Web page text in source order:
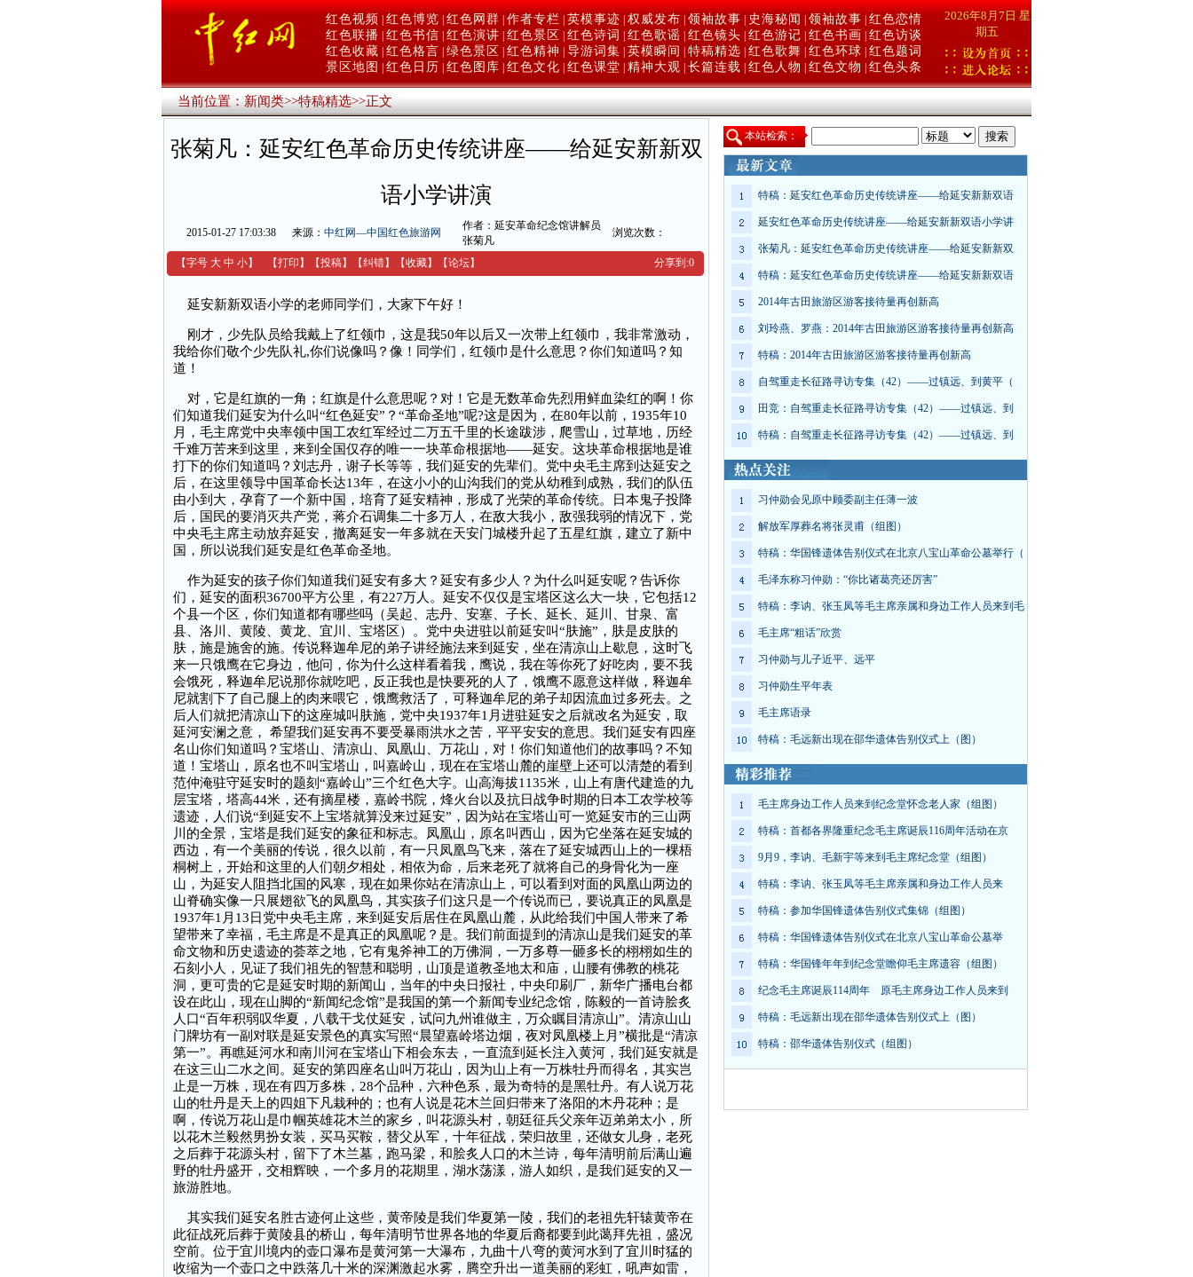
红色视频 红色博览 红色网群 作者专栏 英模事迹 权威发布 领袖故事 史海秘闻 领袖故事 红色恋情
红色联播 红色书信 红色演讲 红色景区 红色诗词 红色歌谣 红色镜头 红色游记 红色书画
红色访谈
红色收藏 红色格言 绿色景区 红色精神 导游词集 英模瞬间 特稿精选 红色歌舞 红色环球 红色题词
景区地图
红色日历 红色图库 红色文化 红色课堂 精神大观 长篇连载 红色人物 红色文物 红色头条
2026年8月7日 星
期五
当前位置：新闻类>>特稿精选>>正文
张菊凡：延安红色革命历史传统讲座——给延安新新双
语小学讲演
2015-01-27 17:03:38 来源： 中红网—中国红色旅游网
作者：延安革命纪念馆讲解员
张菊凡
浏览次数：
【字号 大 中 小】 【打印 】 【投稿】 【纠错】 【收藏】 【论坛】 分享到:0
延安新新双语小学的老师同学们，大家下午好！
刚才，少先队员给我戴上了红领巾，这是我50年以后又一次带上红领巾，我非常激动，
我给你们敬个少先队礼,你们说像吗？像！同学们，红领巾是什么意思？你们知道吗？知
道！
对，它是红旗的一角；红旗是什么意思呢？对！它是无数革命先烈用鲜血染红的啊！你
们知道我们延安为什么叫“红色延安”？“革命圣地”呢?这是因为，在80年以前，1935年10
月，毛主席党中央率领中国工农红军经过二万五千里的长途跋涉，爬雪山，过草地，历经
千难万苦来到这里，来到全国仅存的唯一一块革命根据地——延安。这块革命根据地是谁
打下的你们知道吗？刘志丹，谢子长等等，我们延安的先辈们。党中央毛主席到达延安之
后，在这里领导中国革命长达13年，在这小小的山沟我们的党从幼稚到成熟，我们的队伍
由小到大，孕育了一个新中国，培育了延安精神，形成了光荣的革命传统。日本鬼子投降
后，国民的要消灭共产党，蒋介石调集二十多万人，在敌大我小，敌强我弱的情况下，党
中央毛主席主动放弃延安，撤离延安一年多就在天安门城楼升起了五星红旗，建立了新中
国，所以说我们延安是红色革命圣地。
作为延安的孩子你们知道我们延安有多大？延安有多少人？为什么叫延安呢？告诉你
们，延安的面积36700平方公里，有227万人。延安不仅仅是宝塔区这么大一块，它包括12
个县一个区，你们知道都有哪些吗（吴起、志丹、安塞、子长、延长、延川、甘泉、富
县、洛川、黄陵、黄龙、宜川、宝塔区）。党中央进驻以前延安叫“肤施”，肤是皮肤的
肤，施是施舍的施。传说释迦牟尼的弟子讲经施法来到延安，坐在清凉山上歇息，这时飞
来一只饿鹰在它身边，他问，你为什么这样看着我，鹰说，我在等你死了好吃肉，要不我
会饿死，释迦牟尼说那你就吃吧，反正我也是快要死的人了，饿鹰不愿意这样做，释迦牟
尼就割下了自己腿上的肉来喂它，饿鹰救活了，可释迦牟尼的弟子却因流血过多死去。之
后人们就把清凉山下的这座城叫肤施，党中央1937年1月进驻延安之后就改名为延安，取
延河安澜之意， 希望我们延安再不要受暴雨洪水之苦，平平安安的意思。我们延安有四座
名山你们知道吗？宝塔山、清凉山、凤凰山、万花山，对！你们知道他们的故事吗？不知
道！宝塔山，原名也不叫宝塔山，叫嘉岭山，现在在宝塔山麓的崖壁上还可以清楚的看到
范仲淹驻守延安时的题刻“嘉岭山”三个红色大字。山高海拔1135米，山上有唐代建造的九
层宝塔，塔高44米，还有摘星楼，嘉岭书院，烽火台以及抗日战争时期的日本工农学校等
遗迹，人们说“到延安不上宝塔就算没来过延安”，因为站在宝塔山可一览延安市的三山两
川的全景，宝塔是我们延安的象征和标志。凤凰山，原名叫西山，因为它坐落在延安城的
西边，有一个美丽的传说，很久以前，有一只凤凰鸟飞来，落在了延安城西山上的一棵梧
桐树上，开始和这里的人们朝夕相处，相依为命，后来老死了就将自己的身骨化为一座
山，为延安人阻挡北国的风寒，现在如果你站在清凉山上，可以看到对面的凤凰山两边的
山脊确实像一只展翅欲飞的凤凰鸟，其实孩子们这只是一个传说而已，要说真正的凤凰是
1937年1月13日党中央毛主席，来到延安后居住在凤凰山麓，从此给我们中国人带来了希
望带来了幸福，毛主席是不是真正的凤凰呢？是。我们前面提到的清凉山是我们延安的革
命文物和历史遗迹的荟萃之地，它有鬼斧神工的万佛洞，一万多尊一砸多长的栩栩如生的
石刻小人，见证了我们祖先的智慧和聪明，山顶是道教圣地太和庙，山腰有佛教的桃花
洞，更可贵的它是延安时期的新闻山，当年的中央日报社，中央印刷厂，新华广播电台都
设在此山，现在山脚的“新闻纪念馆”是我国的第一个新闻专业纪念馆，陈毅的一首诗脍炙
人口“百年积弱叹华夏，八载干戈仗延安，试问九州谁做主，万众瞩目清凉山”。清凉山山
门牌坊有一副对联是延安景色的真实写照“晨望嘉岭塔边烟，夜对凤凰楼上月”横批是“清凉
第一”。再瞧延河水和南川河在宝塔山下相会东去，一直流到延长注入黄河，我们延安就是
在这三山二水之间。延安的第四座名山叫万花山，因为山上有一万株牡丹而得名，其实岂
止是一万株，现在有四万多株，28个品种，六种色系，最为奇特的是黑牡丹。有人说万花
山的牡丹是天上的四姐下凡栽种的；也有人说是花木兰回归带来了洛阳的木丹花种；是
啊，传说万花山是巾帼英雄花木兰的家乡，叫花源头村，朝廷征兵父亲年迈弟弟太小，所
以花木兰毅然男扮女装，买马买鞍，替父从军，十年征战，荣归故里，还做女儿身，老死
之后葬于花源头村，留下了木兰墓，跑马梁，和脍炙人口的木兰诗，每年清明前后满山遍
野的牡丹盛开，交相辉映，一个多月的花期里，湖水荡漾，游人如织，是我们延安的又一
旅游胜地。
其实我们延安名胜古迹何止这些，黄帝陵是我们华夏第一陵，我们的老祖先轩辕黄帝在
此征战死后葬于黄陵县的桥山，每年清明节世界各地的华夏后裔都要到此蔼拜先祖，盛况
空前。位于宜川境内的壶口瀑布是黄河第一大瀑布，九曲十八弯的黄河水到了宜川时猛的
收缩为一个壶口之中跌落几十米的深渊激起水雾，腾空升出一道美丽的彩虹，吼声如雷，
本站检索：
特稿：延安红色革命历史传统讲座——给延安新新双语
延安红色革命历史传统讲座——给延安新新双语小学讲
张菊凡：延安红色革命历史传统讲座——给延安新新双
特稿：延安红色革命历史传统讲座——给延安新新双语
2014年古田旅游区游客接待量再创新高
刘玲燕、罗燕：2014年古田旅游区游客接待量再创新高
特稿：2014年古田旅游区游客接待量再创新高
自驾重走长征路寻访专集（42）——过镇远、到黄平（
田竞：自驾重走长征路寻访专集（42）——过镇远、到
特稿：自驾重走长征路寻访专集（42）——过镇远、到
习仲勋会见原中顾委副主任薄一波
解放军厚葬名将张灵甫（组图）
特稿：华国锋遗体告别仪式在北京八宝山革命公墓举行（
毛泽东称习仲勋：“你比诸葛亮还厉害”
特稿：李讷、张玉凤等毛主席亲属和身边工作人员来到毛
毛主席“粗话”欣赏
习仲勋与儿子近平、远平
习仲勋生平年表
毛主席语录
特稿：毛远新出现在邵华遗体告别仪式上（图）
毛主席身边工作人员来到纪念堂怀念老人家（组图）
特稿：首都各界隆重纪念毛主席诞辰116周年活动在京
9月9，李讷、毛新宇等来到毛主席纪念堂（组图）
特稿：李讷、张玉凤等毛主席亲属和身边工作人员来
特稿：参加华国锋遗体告别仪式集锦（组图）
特稿：华国锋遗体告别仪式在北京八宝山革命公墓举
特稿：华国锋年年到纪念堂瞻仰毛主席遗容（组图）
纪念毛主席诞辰114周年 原毛主席身边工作人员来到
特稿：毛远新出现在邵华遗体告别仪式上（图）
特稿：邵华遗体告别仪式（组图）